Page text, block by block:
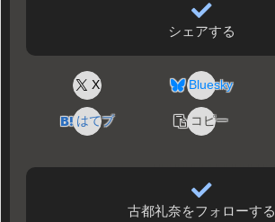
シェアする
X Bluesky
はてブ コピー
古都礼奈をフォローする